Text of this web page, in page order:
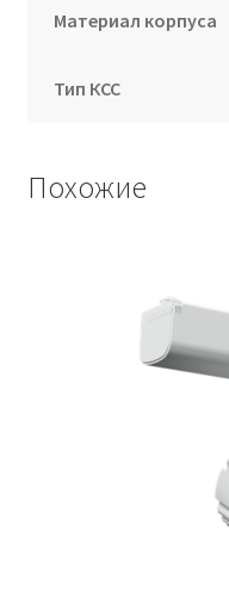
Материал корпуса
Тип КСС
Похожие